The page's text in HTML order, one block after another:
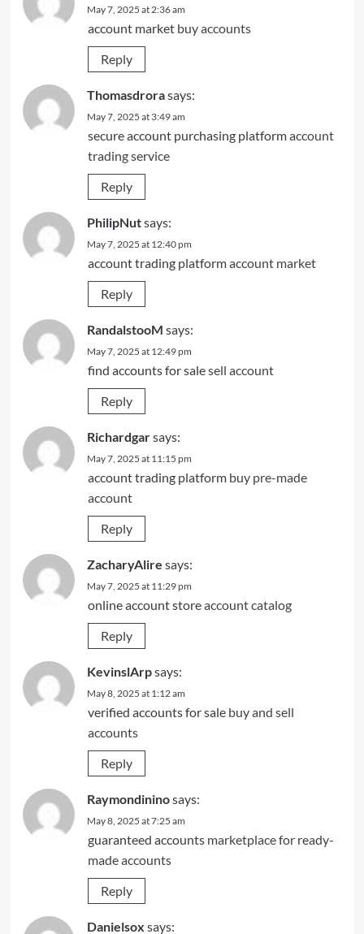
May 7, 2025 at 2:36 am
account market buy accounts
Reply
Thomasdrorasays:
May 7, 2025 at 3:49 am
secure account purchasing platformaccount
trading service
Reply
PhilipNutsays:
May 7, 2025 at 12:40 pm
account trading platformaccount market
Reply
RandalstooM says:
May 7, 2025 at 12:49 pm
find accounts for salesell account
Reply
Richardgarsays:
May 7, 2025 at 11:15 pm
account trading platform buy pre-made
account
Reply
ZacharyAlire says:
May 7, 2025 at 11:29 pm
online account storeaccount catalog
Reply
KevinslArpsays:
May 8, 2025 at 1:12 am
verified accounts for sale buy and sell
accounts
Reply
Raymondininosays:
May 8, 2025 at 7:25 am
guaranteed accounts marketplace for ready-
made accounts
Reply
Danielsox says: